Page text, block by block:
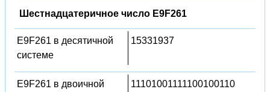
Шестнадцатеричное число E9F261
E9F261 в десятичной
системе
15331937
E9F261 в двоичной
11101001111100100110